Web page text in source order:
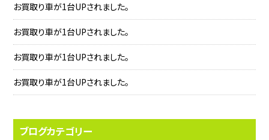
お買取り車が1台UPされました。
お買取り車が1台UPされました。
お買取り車が1台UPされました。
お買取り車が1台UPされました。
ブログカテゴリー